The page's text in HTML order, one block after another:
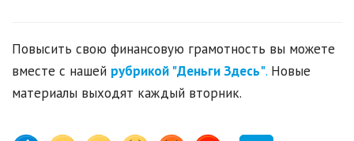
Повысить свою финансовую грамотность вы можете
вместе с нашей рубрикой "Деньги Здесь". Новые
материалы выходят каждый вторник.